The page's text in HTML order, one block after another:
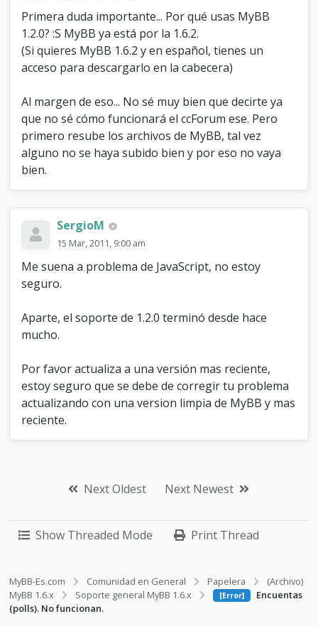
Primera duda importante... Por qué usas MyBB
1.2.0? :S MyBB ya está por la 1.6.2.
(Si quieres MyBB 1.6.2 y en español, tienes un
acceso para descargarlo en la cabecera)
Al margen de eso... No sé muy bien que decirte ya
que no sé cómo funcionará el ccForum ese. Pero
primero resube los archivos de MyBB, tal vez
alguno no se haya subido bien y por eso no vaya
bien.
SergioM
15 Mar, 2011, 9:00 am
Me suena a problema de JavaScript, no estoy
seguro.
Aparte, el soporte de 1.2.0 terminó desde hace
mucho.
Por favor actualiza a una versión mas reciente,
estoy seguro que se debe de corregir tu problema
actualizando con una version limpia de MyBB y mas
reciente.
Next Oldest Next Newest
Show Threaded Mode Print Thread
MyBB-Es.com Comunidad en General Papelera
(Archivo)
MyBB 1.6.x
Soporte general MyBB 1.6.x [Error]
Encuentas
(polls). No funcionan.